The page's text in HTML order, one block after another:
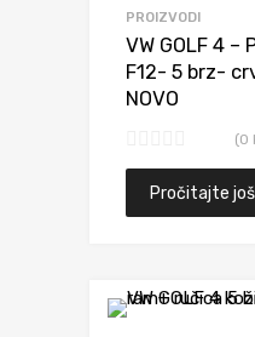
PROIZVODI
VW GOLF 4 –
F12- 5 brz-
NOVO
(0
Pročitajte još